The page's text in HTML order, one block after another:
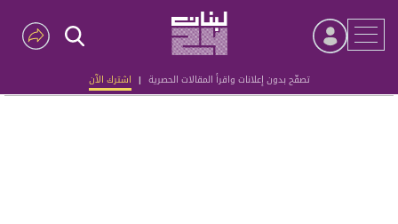
تصفّح بدون إعلانات واقرأ المقالات الحصرية | اشترك الآن
Advertisement